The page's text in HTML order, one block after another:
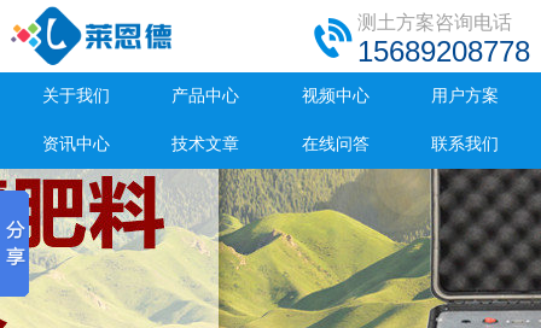
测土方案咨询电话
15689208778
关于我们 产品中心 视频中心 用户方案
资讯中心 技术文章 在线问答 联系我们